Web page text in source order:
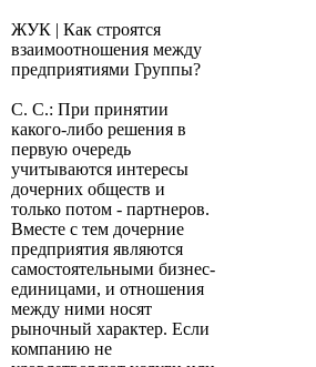
ЖУК | Как строятся
взаимоотношения между
предприятиями Группы?
С. С.: При принятии
какого-либо решения в
первую очередь
учитываются интересы
дочерних обществ и
только потом - партнеров.
Вместе с тем дочерние
предприятия являются
самостоятельными бизнес-
единицами, и отношения
между ними носят
рыночный характер. Если
компанию не